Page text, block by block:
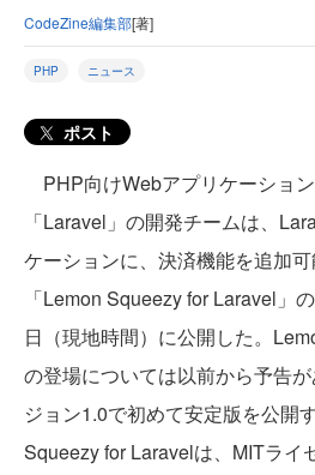
CodeZine編集部[著]
PHP ニュース
ポスト
PHP向けWebアプリケーショ
「Laravel」の開発チームは、
ケーションに、決済機能を追加
「Lemon Squeezy for Laravel」
日（現地時間）に公開した。
の登場については以前から予告
ジョン1.0で初めて安定版を公開
Squeezy for Laravelは、MITライ